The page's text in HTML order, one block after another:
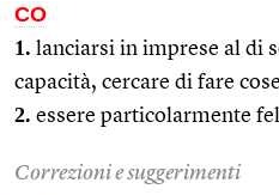
CO
1. lanciarsi in imprese al di
capacità, cercare di fare
2. essere particolarmente
Correzioni e suggerimenti